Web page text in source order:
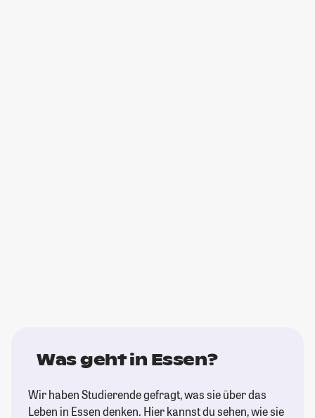
Was geht in Essen?
Wir haben Studierende gefragt, was sie über das
Leben in Essen denken. Hier kannst du sehen, wie sie